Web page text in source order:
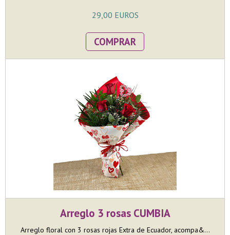
29,00 EUROS
COMPRAR
Arreglo 3 rosas CUMBIA
Arreglo floral con 3 rosas rojas Extra de Ecuador, acompa&...